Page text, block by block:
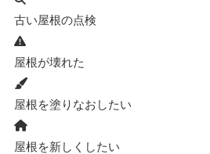
古い屋根の点検
屋根が壊れた
屋根を塗りなおしたい
屋根を新しくしたい